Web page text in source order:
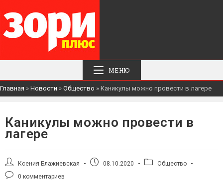
МЕНЮ
Главная » Новости » Общество » Каникулы можно провести в лагере
Каникулы можно провести в
лагере
Автор
записи:
Ксения Блажиевская
Запись08.10.2020
РубрикаОбщество
Комментарии
0 комментариев